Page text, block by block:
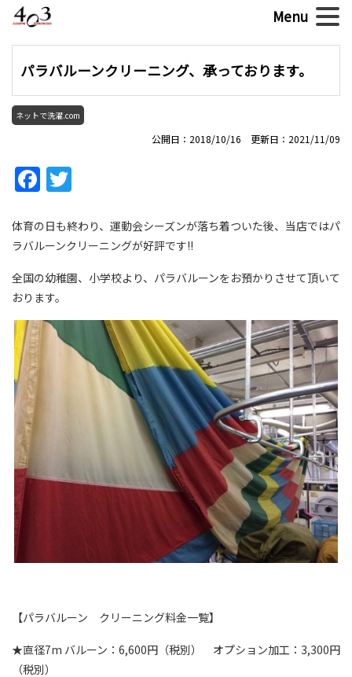
パラバルーンクリーニング、承っております。
ネットで洗濯.com
公開日：2018/10/16 更新日：2021/11/09
Facebook
体育の日も終わり、運動会シーズンが落ち着ついた後、当店ではパ
ラバルーンクリーニングが好評です!!
全国の幼稚園、小学校より、パラバルーンをお預かりさせて頂いて
おります。
【パラバルーン クリーニング料金一覧】
★直径7m バルーン：6,600円（税別） オプション加工：3,300円
（税別）